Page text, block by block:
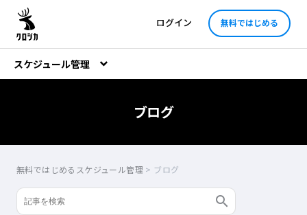
ログイン 無料ではじめる
スケジュール管理
ブログ
無料ではじめるスケジュール管理 > ブログ